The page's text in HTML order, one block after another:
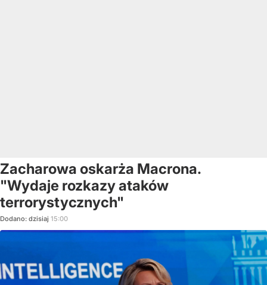
Zacharowa oskarża Macrona.
"Wydaje rozkazy ataków
terrorystycznych"
Dodano: dzisiaj 15:00